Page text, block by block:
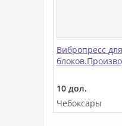
Вибропресс для
10 дол.
Чебоксары